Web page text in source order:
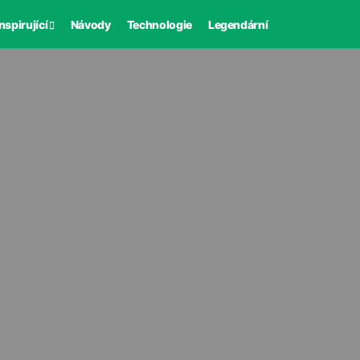
Návody Technologie Legendární